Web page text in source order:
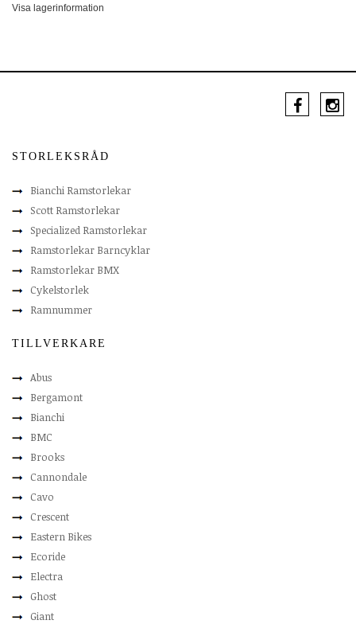
Visa lagerinformation
STORLEKSRÅD
Bianchi Ramstorlekar
Scott Ramstorlekar
Specialized Ramstorlekar
Ramstorlekar Barncyklar
Ramstorlekar BMX
Cykelstorlek
Ramnummer
TILLVERKARE
Abus
Bergamont
Bianchi
BMC
Brooks
Cannondale
Cavo
Crescent
Eastern Bikes
Ecoride
Electra
Ghost
Giant